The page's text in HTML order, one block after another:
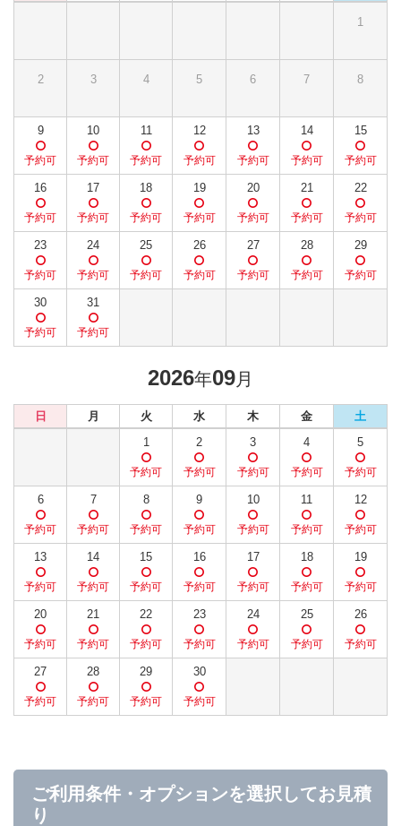
1
2 3 4 5 6 7 8
9 10 11 12 13 14 15
16 17 18 19 20 21 22
23 24 25 26 27 28 29
30 31
2026年09月
日 月 火 水 木 金
土
1
2 3 4 5
6 7 8 9 10 11 12
13 14 15 16 17 18 19
20 21 22 23 24 25 26
27 28 29 30
ご利用条件・オプションを選択してお見積
り